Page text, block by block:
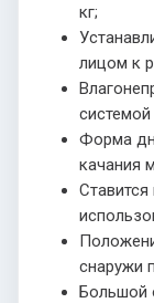
кг;
лицом к
системой
Форма
качания
снаружи
Большой